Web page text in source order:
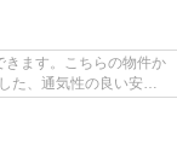
ます。こちらの物件か
た、通気性の良い安心